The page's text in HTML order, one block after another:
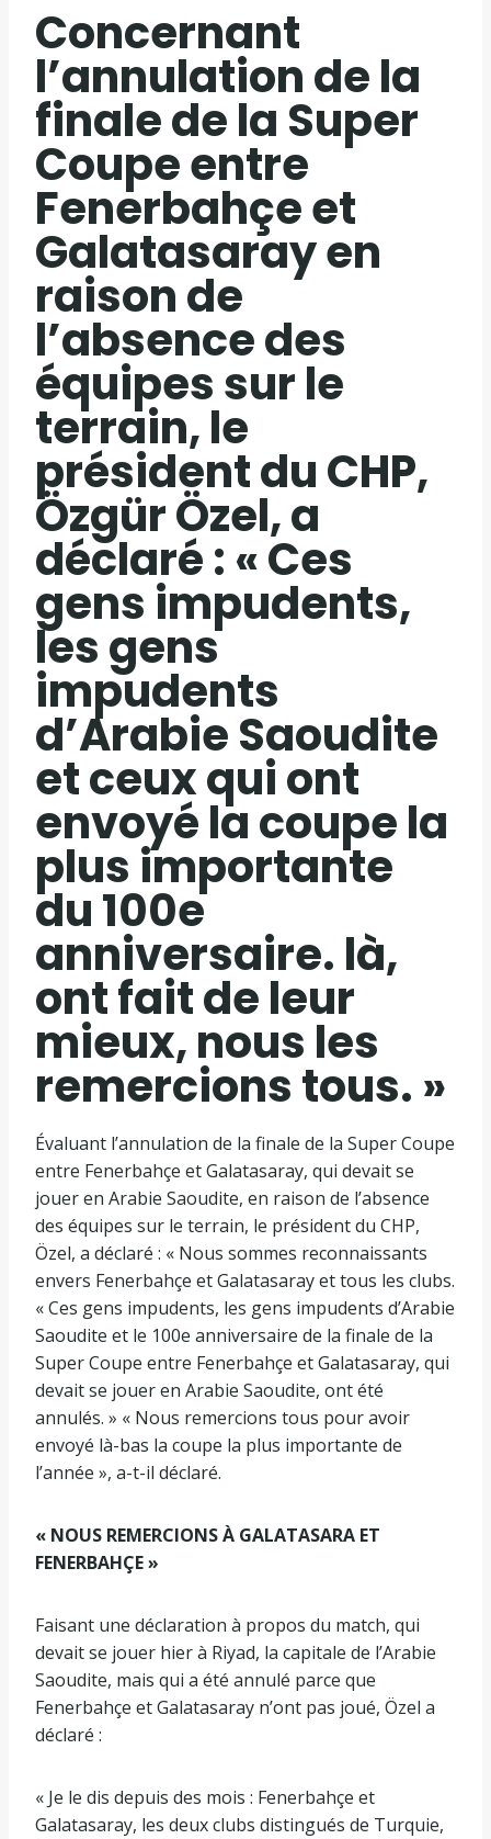
Concernant
l’annulation de la
finale de la Super
Coupe entre
Fenerbahçe et
Galatasaray en
raison de
l’absence des
équipes sur le
terrain, le
président du CHP,
Özgür Özel, a
déclaré : « Ces
gens impudents,
les gens
impudents
d’Arabie Saoudite
et ceux qui ont
envoyé la coupe la
plus importante
du 100e
anniversaire. là,
ont fait de leur
mieux, nous les
remercions tous. »
Évaluant l’annulation de la finale de la Super Coupe
entre Fenerbahçe et Galatasaray, qui devait se
jouer en Arabie Saoudite, en raison de l’absence
des équipes sur le terrain, le président du CHP,
Özel, a déclaré : « Nous sommes reconnaissants
envers Fenerbahçe et Galatasaray et tous les clubs.
« Ces gens impudents, les gens impudents d’Arabie
Saoudite et le 100e anniversaire de la finale de la
Super Coupe entre Fenerbahçe et Galatasaray, qui
devait se jouer en Arabie Saoudite, ont été
annulés. » « Nous remercions tous pour avoir
envoyé là-bas la coupe la plus importante de
l’année », a-t-il déclaré.
« NOUS REMERCIONS À GALATASARA ET
FENERBAHÇE »
Faisant une déclaration à propos du match, qui
devait se jouer hier à Riyad, la capitale de l’Arabie
Saoudite, mais qui a été annulé parce que
Fenerbahçe et Galatasaray n’ont pas joué, Özel a
déclaré :
« Je le dis depuis des mois : Fenerbahçe et
Galatasaray, les deux clubs distingués de Turquie,